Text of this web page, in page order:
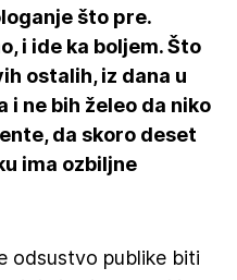
što pre.
i ide ka boljem. Što
ostalih, iz dana u
i ne bih želeo da niko
da skoro deset
ima ozbiljne
odsustvo publike biti